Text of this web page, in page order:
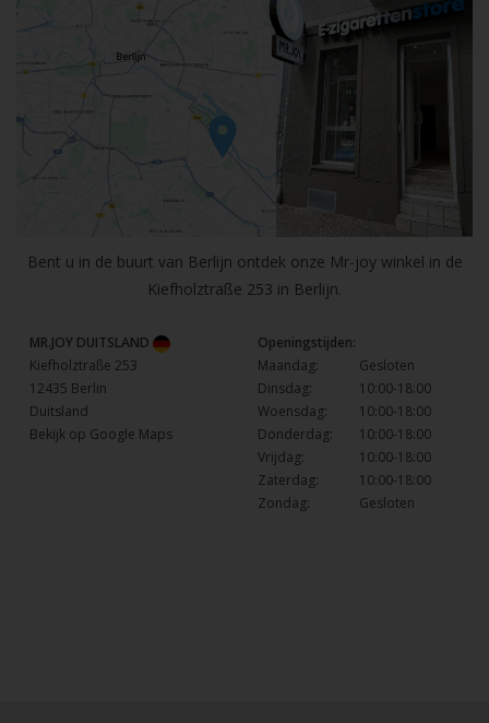
Bent u in de buurt van Berlijn ontdek onze Mr-joy winkel in de
Kiefholztraße 253 in Berlijn.
MR.JOY DUITSLAND
Kiefholztraße 253
12435 Berlin
Duitsland
Bekijk op Google Maps
Openingstijden:
Maandag:
Gesloten
Dinsdag:
10:00-18:00
Woensdag:
10:00-18:00
Donderdag:
10:00-18:00
Vrijdag:
10:00-18:00
Zaterdag:
10:00-18:00
Zondag:
Gesloten